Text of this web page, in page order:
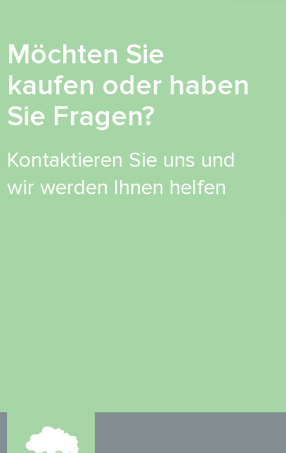
Möchten Sie
kaufen oder haben
Sie Fragen?
Kontaktieren Sie uns und
wir werden Ihnen helfen